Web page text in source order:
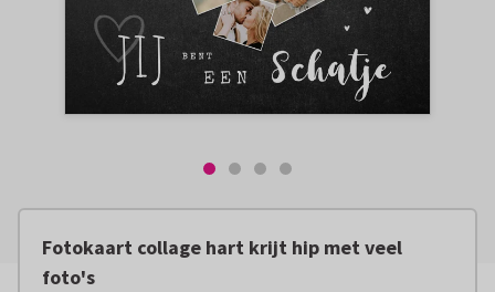
Fotokaart collage hart krijt hip met veel
foto's